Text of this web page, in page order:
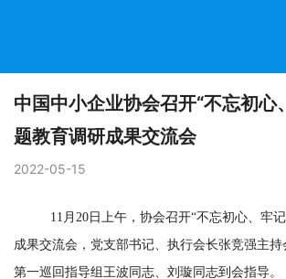
中国中小企业协会召开“不忘初心
题教育调研成果交流会
2022-05-15
11月20日上午，协会召开“不忘初心、牢
成果交流会，党支部书记、执行会长张竞强主
第一巡回指导组王波同志、刘璇同志到会指导。